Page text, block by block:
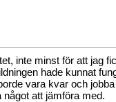
inte minst för att jag
hade kunnat
vara kvar och
att jämföra med.